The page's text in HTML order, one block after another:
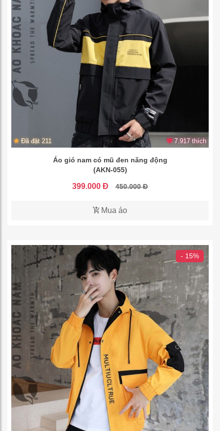
Đã đặt 211 7.917 thích
Áo gió nam có mũ đen năng động
(AKN-055)
399.000 Đ 450.000 Đ
Mua áo
- 15%